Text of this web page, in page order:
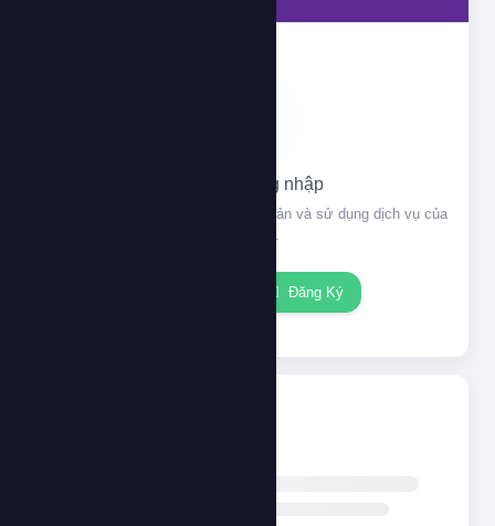
Vui lòng đăng nhập
Đăng nhập để xem thông tin tài khoản và sử dụng dịch vụ của
chúng tôi.
Đăng Ký